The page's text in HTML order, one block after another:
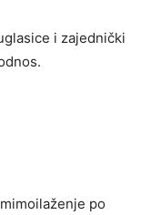
i zajednički
po